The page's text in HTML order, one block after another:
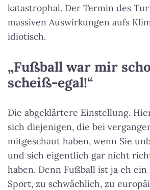
katastrophal. Der Termin des
massiven Auswirkungen aufs
idiotisch.
„Fußball war mir
scheiß-egal!“
Die abgeklärtere Einstellung.
sich diejenigen, die bei
mitgeschaut haben, wenn Sie
und sich eigentlich gar nicht
haben. Denn Fußball ist ja eh
Sport, zu schwächlich, zu